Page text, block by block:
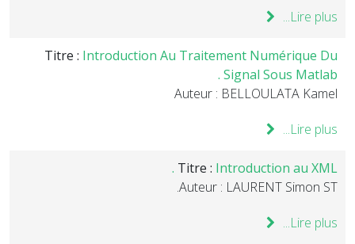
Lire plus...
Titre : Introduction Au Traitement Numérique Du
Signal Sous Matlab .
Auteur : BELLOULATA Kamel
Lire plus...
Titre : Introduction au XML .
Auteur : LAURENT Simon ST.
Lire plus...